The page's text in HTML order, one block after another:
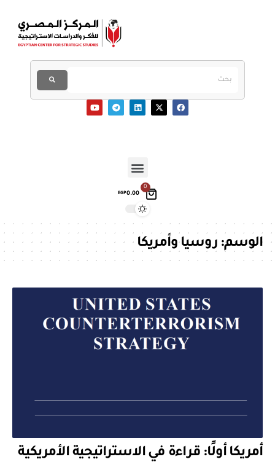
0
EGP0.00
الوسم:روسيا وأمريكا
أمريكا أولًا: قراءة في الاستراتيجية الأمريكية